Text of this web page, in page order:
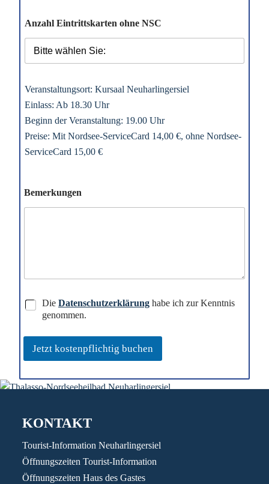
Anzahl Eintrittskarten ohne NSC
Veranstaltungsort: Kursaal Neuharlingersiel
Einlass: Ab 18.30 Uhr
Beginn der Veranstaltung: 19.00 Uhr
Preise: Mit Nordsee-ServiceCard 14,00 €, ohne Nordsee-
ServiceCard 15,00 €
Bemerkungen
D
a
e
s
h
z
e
k
l
ä
Die Datenschutzerklärung habe ich zur Kenntnis
genommen.
Jetzt kostenpflichtig buchen
KONTAKT
Tourist-Information Neuharlingersiel
Öffnungszeiten Tourist-Information
Öffnungszeiten Haus des Gastes